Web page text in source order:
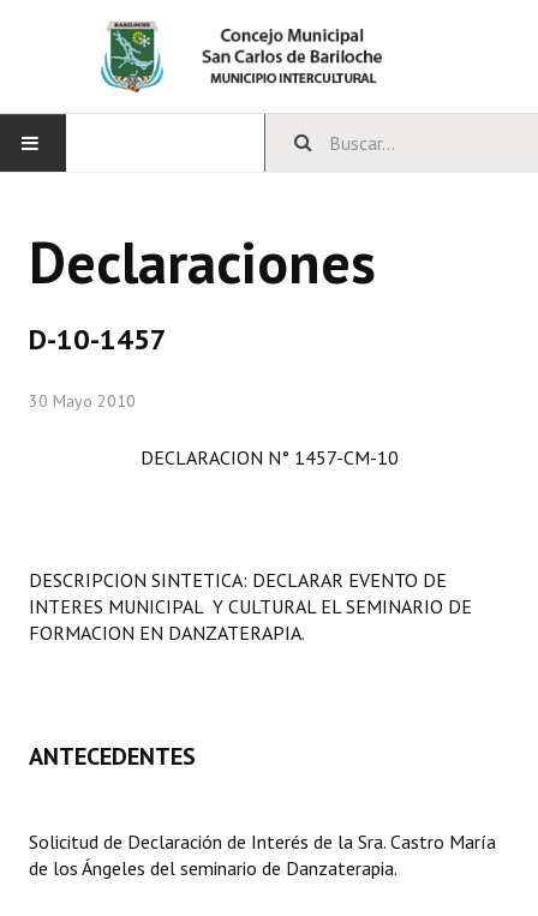
CONCEJO
Comisiones Permanentes
Comisiones Especiales
LEGISLACIÓN
Carta Orgánica 2007
Digesto
Declaraciones
D-10-1457
30 Mayo 2010
DECLARACION N° 1457-CM-10
DESCRIPCION SINTETICA: DECLARAR EVENTO DE
INTERES MUNICIPAL Y CULTURAL EL SEMINARIO DE
FORMACION EN DANZATERAPIA.
ANTECEDENTES
Solicitud de Declaración de Interés de la Sra. Castro María
de los Ángeles del seminario de Danzaterapia.